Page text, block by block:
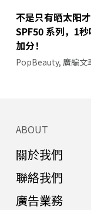
不是只有晒太阳
SPF50 系列，1
加分！
PopBeauty, 廣編文
ABOUT
關於我們
聯絡我們
廣告業務